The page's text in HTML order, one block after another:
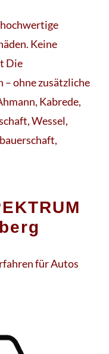
Keine
Die
ohne zusätzliche
Kabrede,
Wessel,
für Autos